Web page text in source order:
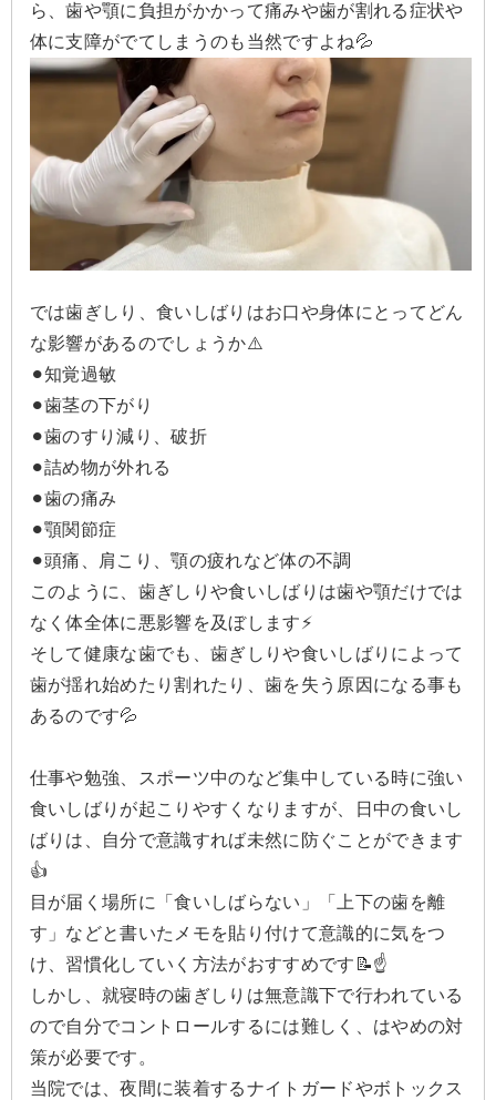
ら、歯や顎に負担がかかって痛みや歯が割れる症状や
体に支障がでてしまうのも当然ですよね💦
では歯ぎしり、食いしばりはお口や身体にとってどん
な影響があるのでしょうか⚠️
⚫︎知覚過敏
⚫︎歯茎の下がり
⚫︎歯のすり減り、破折
⚫︎詰め物が外れる
⚫︎歯の痛み
⚫︎顎関節症
⚫︎頭痛、肩こり、顎の疲れなど体の不調
このように、歯ぎしりや食いしばりは歯や顎だけでは
なく体全体に悪影響を及ぼします⚡️
そして健康な歯でも、歯ぎしりや食いしばりによって
歯が揺れ始めたり割れたり、歯を失う原因になる事も
あるのです💦
仕事や勉強、スポーツ中のなど集中している時に強い
食いしばりが起こりやすくなりますが、日中の食いし
ばりは、自分で意識すれば未然に防ぐことができます
👍
目が届く場所に「食いしばらない」「上下の歯を離
す」などと書いたメモを貼り付けて意識的に気をつ
け、習慣化していく方法がおすすめです📝☝️
しかし、就寝時の歯ぎしりは無意識下で行われている
ので自分でコントロールするには難しく、はやめの対
策が必要です。
当院では、夜間に装着するナイトガードやボトックス